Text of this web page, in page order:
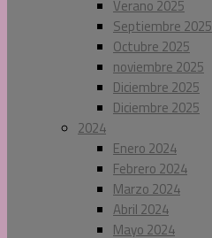
Verano 2025
Septiembre 2025
Octubre 2025
noviembre 2025
Diciembre 2025
Diciembre 2025
2024
Enero 2024
Febrero 2024
Marzo 2024
Abril 2024
Mayo 2024